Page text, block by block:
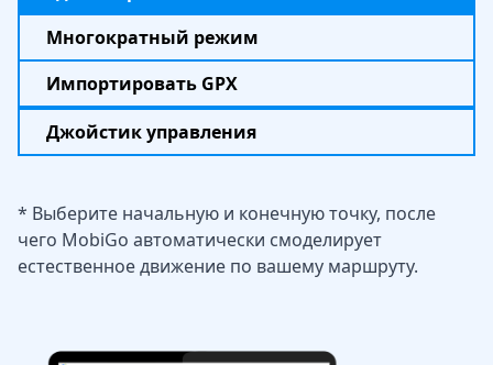
Многократный режим
Импортировать GPX
Джойстик управления
* Выберите начальную и конечную точку, после
чего MobiGo автоматически смоделирует
естественное движение по вашему маршруту.